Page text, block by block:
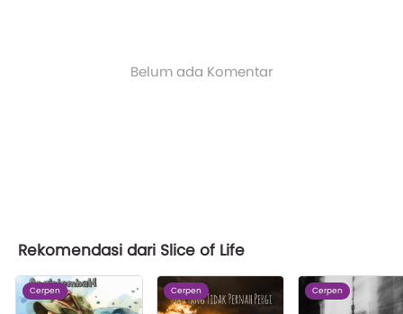
Belum ada Komentar
Rekomendasi dari Slice of Life
Cerpen Cerpen Cerpen